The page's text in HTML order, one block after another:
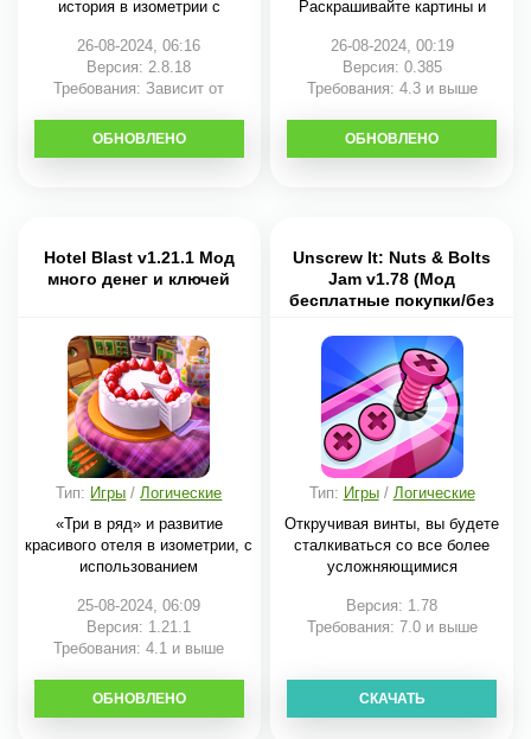
история в изометрии с
26-08-2024, 06:16
Версия: 2.8.18
Требования: Зависит от
СКАЧАТЬ
ОБНОВЛЕНО
Раскрашивайте картины и
26-08-2024, 00:19
Версия: 0.385
Требования: 4.3 и выше
СКАЧАТЬ
ОБНОВЛЕНО
Hotel Blast v1.21.1 Мод
много денег и ключей
Тип: Игры /Логические
«Три в ряд» и развитие
красивого отеля в изометрии, с
использованием
25-08-2024, 06:09
Версия: 1.21.1
Требования: 4.1 и выше
СКАЧАТЬ
ОБНОВЛЕНО
Unscrew It: Nuts & Bolts
Jam v1.78 (Мод
бесплатные покупки/без
Тип: Игры/ Логические
Откручивая винты, вы будете
сталкиваться со все более
усложняющимися
Версия: 1.78
Требования: 7.0 и выше
СКАЧАТЬ